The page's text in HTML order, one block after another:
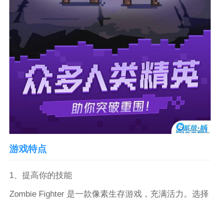
游戏特点
1、提高你的技能
Zombie Fighter 是一款像素生存游戏，充满活力。选择